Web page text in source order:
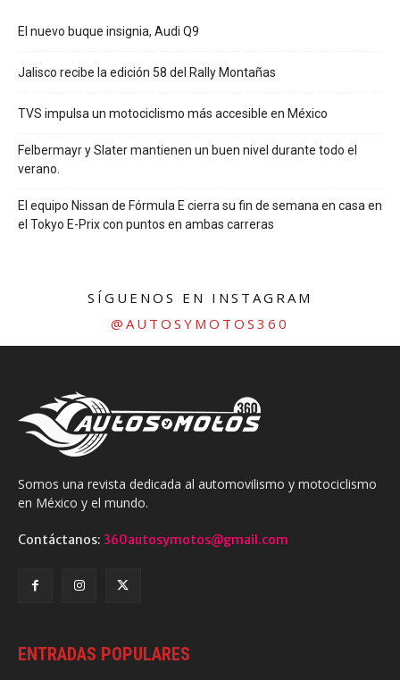
El nuevo buque insignia, Audi Q9
Jalisco recibe la edición 58 del Rally Montañas
TVS impulsa un motociclismo más accesible en México
Felbermayr y Slater mantienen un buen nivel durante todo el
verano.
El equipo Nissan de Fórmula E cierra su fin de semana en casa en
el Tokyo E-Prix con puntos en ambas carreras
SÍGUENOS EN INSTAGRAM
@AUTOSYMOTOS360
Somos una revista dedicada al automovilismo y motociclismo
en México y el mundo.
Contáctanos: 360autosymotos@gmail.com
ENTRADAS POPULARES